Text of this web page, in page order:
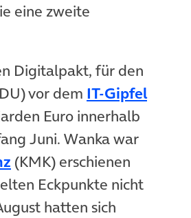
eine zweite
Digitalpakt, für den
in neuem Tab)
vor dem IT-Gipfel
Euro innerhalb
Juni. Wanka war
(öffnet in neuem Tab)
(KMK) erschienen
Eckpunkte nicht
hatten sich